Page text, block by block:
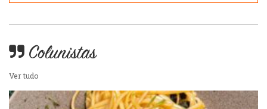
Sobremesas e sorvetes
Colunistas
Ver tudo